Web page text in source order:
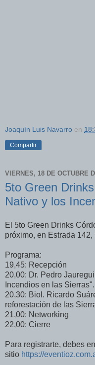
Joaquín Luis Navarro en
Compartir
VIERNES, 18 DE OCTUBRE
5to Green
Nativo y los
El 5to Green Drinks
próximo, en Estrada
Programa:
19,45: Recepción
20,00: Dr. Pedro
Incendios en las Sierras".
20,30: Biol. Ricardo
reforestación de las
21,00: Networking
22,00: Cierre
Para registrarte, debes
sitio https://